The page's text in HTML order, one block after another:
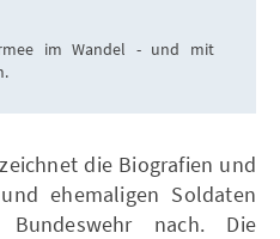
im Wandel - und mit
die Biografien und
ehemaligen Soldaten
nach. Die